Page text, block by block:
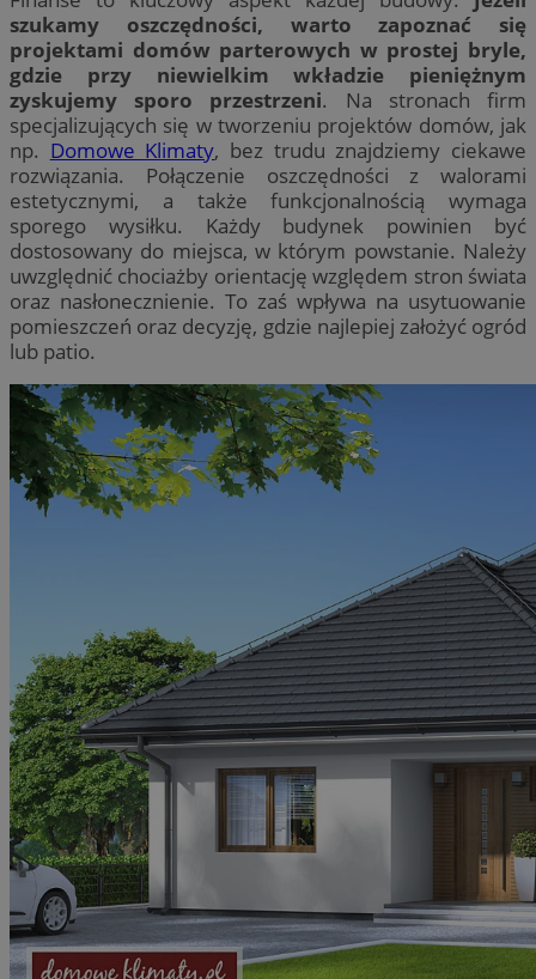
szukamy oszczędności, warto zapoznać się
projektami domów parterowych w prostej bryle,
gdzie przy niewielkim wkładzie pieniężnym
zyskujemy sporo przestrzeni. Na stronach firm
specjalizujących się w tworzeniu projektów domów, jak
np. Domowe Klimaty, bez trudu znajdziemy ciekawe
rozwiązania. Połączenie oszczędności z walorami
estetycznymi, a także funkcjonalnością wymaga
sporego wysiłku. Każdy budynek powinien być
dostosowany do miejsca, w którym powstanie. Należy
uwzględnić chociażby orientację względem stron świata
oraz nasłonecznienie. To zaś wpływa na usytuowanie
pomieszczeń oraz decyzję, gdzie najlepiej założyć ogród
lub patio.